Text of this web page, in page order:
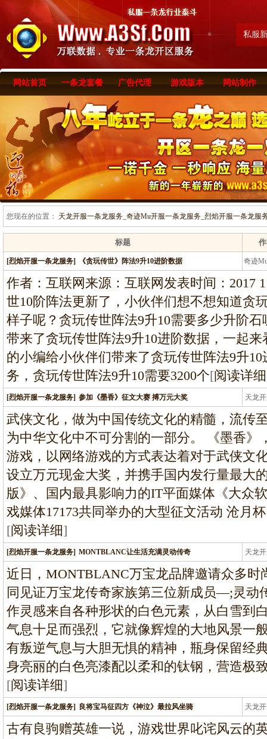
私服
网站首页 一条龙套餐 广告代理 游戏版本 网站制作
您现在的位置： 天龙开服一条龙服务_奇迹Mu开服一条龙服务_烈焰开服一条龙服
标题
[烈焰开服一条龙服务] 《贪玩传世》阵法9升10进阶数据 奇迹
条
作者：互联网来源：互联网发表时间：2017
世10阶阵法更新了，小伙伴们想不想知道贪
样子呢？贪玩传世阵法9升10需要多少升阶
带来了贪玩传世阵法9升10进阶数据，一起
的小编给小伙伴们带来了贪玩传世阵法9升
务，贪玩传世阵法9升10需要3200个[阅读详细
[烈焰开服一条龙服务] 参加《墨香》征文大赛 搏万元大奖 天龙
龙
武侠文化，做为中国传统文化的精髓，流传
为中华文化中不可分割的一部分。 《墨香》
游戏，以网络游戏的方式表达着对于武侠文
设立万元现金大奖，并携手国内发行量最大
版》、国内最具影响力的IT平面媒体《大众
戏媒体17173共同举办的大型征文活动 沧月
[阅读详细]
[烈焰开服一条龙服务] MONTBLANC让生活充满灵动传奇 天龙
龙
近日，MONTBLANC万宝龙品牌邀请众多时
同见证万宝龙传奇家族第三位新成员—;灵动
作灵感来自各种形状的白色元素，从白雪到
气息十足而强烈，它就像辉煌的大地风景一
有叛逆气息与大胆无惧的精神，瓶身保留经
身亮丽的白色亮漆配以柔和的钛钢，营造极
[阅读详细]
[烈焰开服一条龙服务] 良将宝马征四方《神泣》最拉风坐骑 天龙
龙
古有良驹赠英雄一说，游戏世界叱诧风云的